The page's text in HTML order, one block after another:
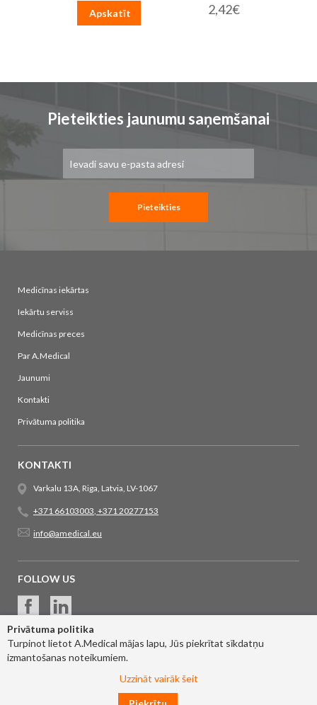
Privātuma politika
Turpinot lietot A.Medical mājas lapu, Jūs piekrītat sīkdatņu
izmantošanas noteikumiem.
Uzzināt vairāk šeit
2,42€
Apskatīt
Pieteikties jaunumu saņemšanai
saņemšanai:
Pieteikties
Medicīnas iekārtas
Iekārtu serviss
Medicīnas preces
Par A.Medical
Jaunumi
Kontakti
Privātuma politika
KONTAKTI
Varkalu 13A, Riga, Latvia, LV-1067
+371 66103003, +371 20277153
info@amedical.eu
FOLLOW US